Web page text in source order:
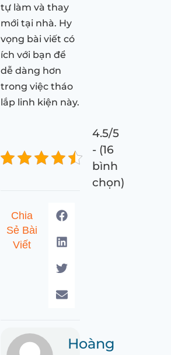
tự làm và thay
mới tại nhà. Hy
vọng bài viết có
ích với bạn để
dễ dàng hơn
trong việc tháo
lắp linh kiện này.
4.5/5
- (16
bình
chọn)
Chia
Sẻ Bài
Viết
Hoàng